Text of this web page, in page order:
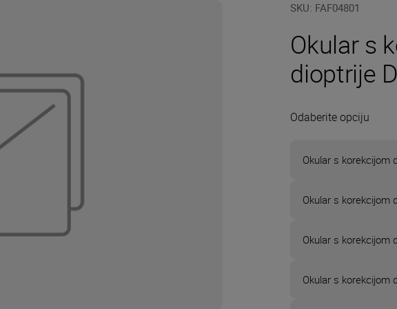
SKU: FAF04801
Okular s
dioptrije
Odaberite opciju
Okular s korekcijom
Okular s korekcijom
Okular s korekcijom
Okular s korekcijom